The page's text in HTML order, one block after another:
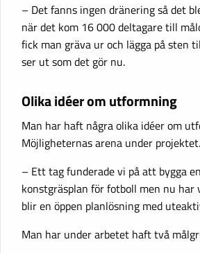
– Det fanns ingen dränering så det
när det kom 16 000 deltagare till
fick man gräva ur och lägga på sten
ser ut som det gör nu.
Olika idéer om utformning
Man har haft några olika idéer om
Möjligheternas arena under projektet.
– Ett tag funderade vi på att bygga
konstgräsplan för fotboll men nu
blir en öppen planlösning med
Man har under arbetet haft två